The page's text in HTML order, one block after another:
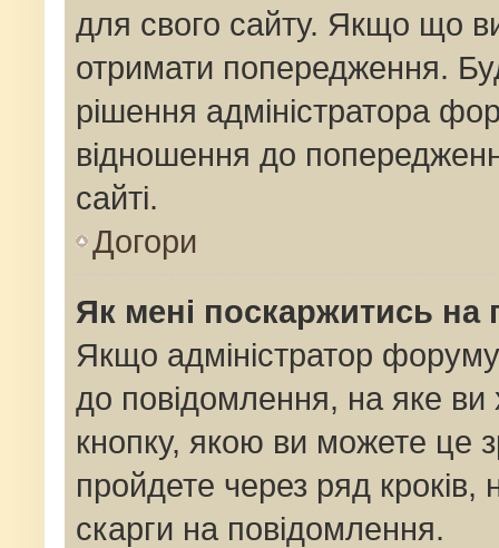
для свого сайту. Якщо що
отримати попередження.
рішення адміністратора
відношення до
сайті.
Догори
Як мені поскаржитись
Якщо адміністратор
до повідомлення, на яке ви
кнопку, якою ви можете це
пройдете через ряд кроків,
скарги на повідомлення.